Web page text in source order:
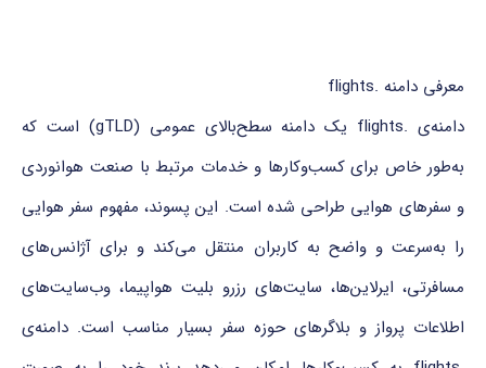
معرفی دامنه .flights
دامنه‌ی .flights یک دامنه سطح‌بالای عمومی (gTLD) است که
به‌طور خاص برای کسب‌وکارها و خدمات مرتبط با صنعت هوانوردی
و سفرهای هوایی طراحی شده است. این پسوند، مفهوم سفر هوایی
را به‌سرعت و واضح به کاربران منتقل می‌کند و برای آژانس‌های
مسافرتی، ایرلاین‌ها، سایت‌های رزرو بلیت هواپیما، وب‌سایت‌های
اطلاعات پرواز و بلاگرهای حوزه سفر بسیار مناسب است. دامنه‌ی